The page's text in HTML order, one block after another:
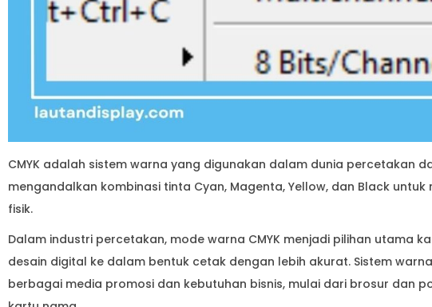
CMYK adalah sistem warna yang digunakan dalam dunia percetakan
mengandalkan kombinasi tinta Cyan, Magenta, Yellow, dan Black
fisik.
Dalam industri percetakan, mode warna CMYK menjadi pilihan utama
desain digital ke dalam bentuk cetak dengan lebih akurat. Sistem
berbagai media promosi dan kebutuhan bisnis, mulai dari brosur dan